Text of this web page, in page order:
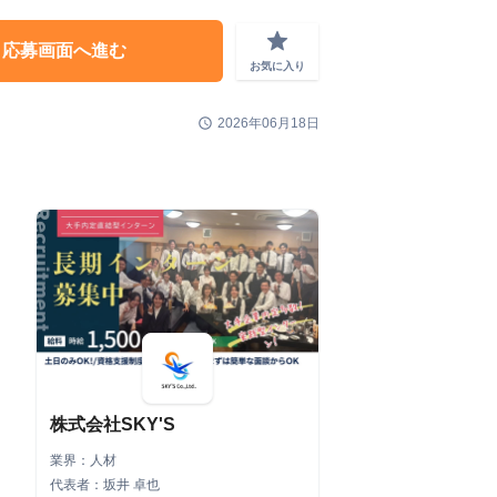
応募画面へ進む grade
お気に入り
schedule 2026年06月18日
株式会社SKY'S
業界：人材
代表者：坂井 卓也